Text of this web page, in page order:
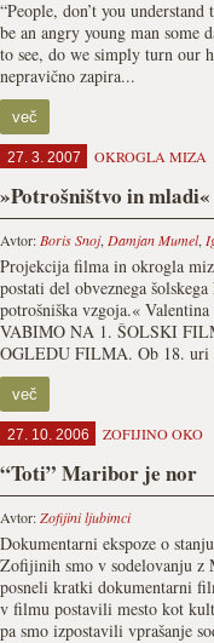
“People, don’t you
be an angry young man some
to see, do we simply turn our
nepravično zapira...
več
27. 3. 2007 OKROGLA MIZA
»Potrošništvo in mladi«
Avtor: Boris Snoj, Damjan Mumel,
Projekcija filma in okrogla
postati del obveznega
potrošniška vzgoja.«
VABIMO NA 1. ŠOLSKI
OGLEDU FILMA. Ob 18. uri
več
27. 10. 2006 ZOFIJINO OKO
“Toti” Maribor je nor
Avtor:Zofijini ljubimci
Dokumentarni ekspoze o
Zofijinih smo v sodelovanju z
posneli kratki dokumentarni
v filmu postavili mesto kot
pa smo izpostavili vprašanje